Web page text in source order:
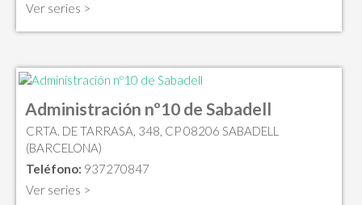
Ver series >
Administración nº10 de Sabadell
CRTA. DE TARRASA, 348, CP 08206 SABADELL
(BARCELONA)
Teléfono: 937270847
Ver series >